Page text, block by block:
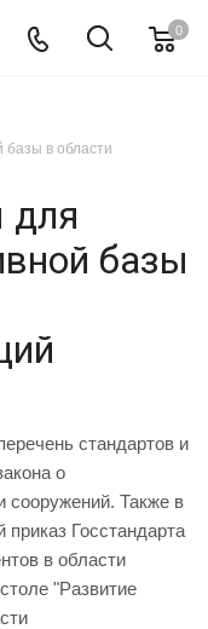
0
в области
для
базы
стандартов и
о
сооружений. Также в
Госстандарта
в области
"Развитие